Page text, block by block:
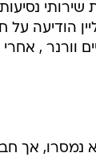
שירותי
הודיעה
וורנר ,
נמסרו, אך